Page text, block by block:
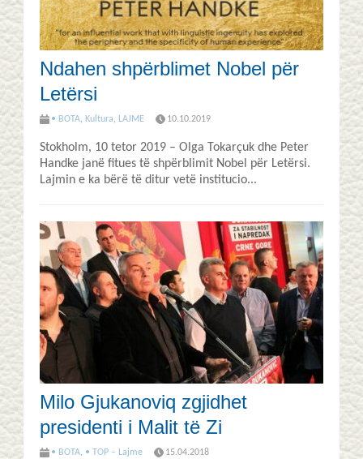
Ndahen shpërblimet Nobel për
Letërsi
• BOTA, Kultura, LAJME 10.10.2019
Stokholm, 10 tetor 2019 – Оlga Тоkarçuk dhe Peter
Handke janë fitues të shpërblimit Nobel për Letërsi.
Lajmin e ka bërë të ditur vetë institucio...
Milo Gjukanoviq zgjidhet
presidenti i Malit të Zi
• BOTA, • TOP – Lajme 15.04.2018